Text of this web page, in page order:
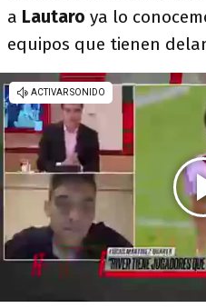
a Lautaro ya lo
equipos que tienen